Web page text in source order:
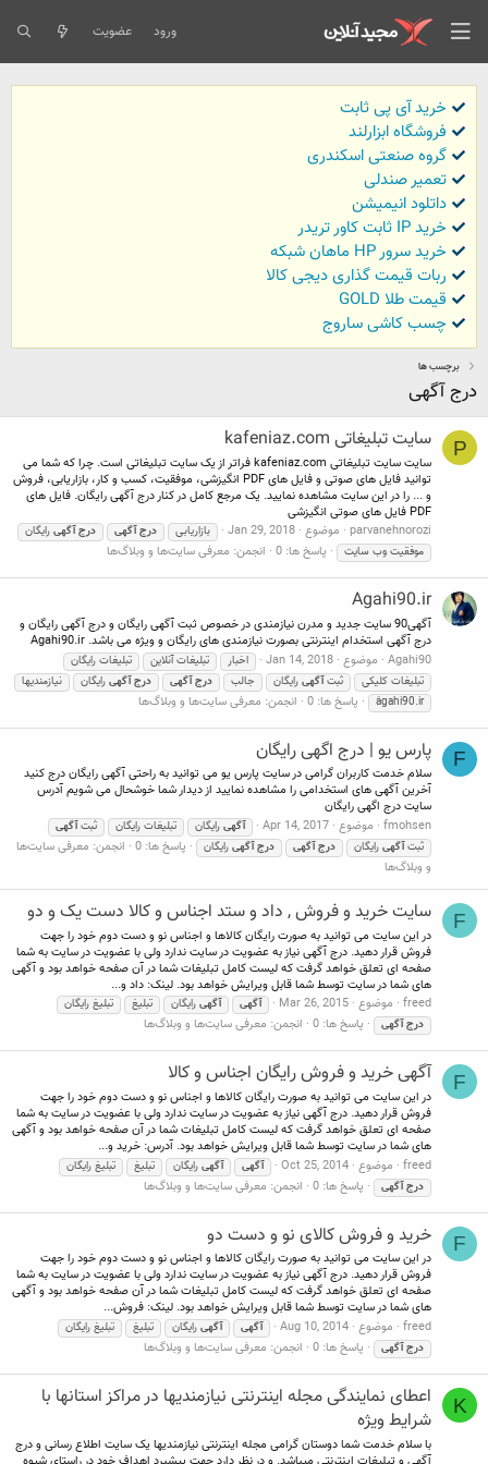
ورود عضویت
خرید آی پی ثابت
فروشگاه ابزارلند
گروه صنعتی اسکندری
تعمیر صندلی
داتلود انیمیشن
خرید IP ثابت کاور تریدر
خرید سرور HP ماهان شبکه
ربات قیمت گذاری دیجی کالا
قیمت طلا GOLD
چسب کاشی ساروج
برچسب ها
درج آگهی
P سایت تبلیغاتی kafeniaz.com
سایت سایت تبلیغاتی kafeniaz.com فراتر از یک سایت تبلیغاتی است. چرا که شما می
توانید فایل های صوتی و فایل های PDF انگیزشی، موفقیت، کسب و کار، بازاریابی، فروش
و ... را در این سایت مشاهده نمایید. یک مرجع کامل در کنار درج آگهی رایگان. فایل های
PDF فایل های صوتی انگیزشی
parvanehnorozi موضوع Jan 29, 2018 بازاریابی درج آگهی درج آگهی رایگان
موفقیت وب سایت
پاسخ ها: 0 انجمن: معرفی سایت‌ها و وبلاگ‌ها
Agahi90.ir
آگهی90 سایت جدید و مدرن نیازمندی در خصوص ثبت آگهی رایگان و درج آگهی رایگان و
درج آگهی استخدام اینترنتی بصورت نیازمندی های رایگان و ویژه می باشد. Agahi90.ir
Agahi90 موضوع Jan 14, 2018 اخبار تبلیغات آنلاین
تبلیغات رایگان
تبلیغات کلیکی
ثبتآگهی رایگان جالب درج آگهی درج آگهی رایگان
نیازمندیها
َagahi90.ir
پاسخ ها: 0 انجمن: معرفی سایت‌ها و وبلاگ‌ها
F پارس یو | درج اگهی رایگان
سلام خدمت کاربران گرامی در سایت پارس یو می توانید به راحتی آگهی رایگان درج کنید
آخرین آگهی های استخدامی را مشاهده نمایید از دیدار شما خوشحال می شویم آدرس
سایت درج اگهی رایگان
fmohsen موضوع Apr 14, 2017 آگهی رایگان تبلیغات رایگان ثبتآگهی
ثبتآگهی رایگان درج آگهی درج آگهی رایگان پاسخ ها: 0 انجمن: معرفی سایت‌ها
و وبلاگ‌ها
F سایت خرید و فروش , داد و ستد اجناس و کالا دست یک و دو
در این سایت می توانید به صورت رایگان کالاها و اجناس نو و دست دوم خود را جهت
فروش قرار دهید. درج آگهی نیاز به عضویت در سایت ندارد ولی با عضویت در سایت به شما
صفحه ای تعلق خواهد گرفت که لیست کامل تبلیغات شما در آن صفحه خواهد بود و آگهی
های شما در سایت توسط شما قابل ویرایش خواهد بود. لینک: داد و...
freed موضوع Mar 26, 2015 آگهی آگهی رایگان تبلیغ
تبلیغ رایگان
درج آگهی پاسخ ها: 0 انجمن: معرفی سایت‌ها و وبلاگ‌ها
F آگهی خرید و فروش رایگان اجناس و کالا
در این سایت می توانید به صورت رایگان کالاها و اجناس نو و دست دوم خود را جهت
فروش قرار دهید. درج آگهی نیاز به عضویت در سایت ندارد ولی با عضویت در سایت به شما
صفحه ای تعلق خواهد گرفت که لیست کامل تبلیغات شما در آن صفحه خواهد بود و آگهی
های شما در سایت توسط شما قابل ویرایش خواهد بود. آدرس: خرید و...
freed موضوع Oct 25, 2014 آگهی آگهی رایگان تبلیغ
تبلیغ رایگان
درج آگهی پاسخ ها: 0 انجمن: معرفی سایت‌ها و وبلاگ‌ها
F خرید و فروش کالای نو و دست دو
در این سایت می توانید به صورت رایگان کالاها و اجناس نو و دست دوم خود را جهت
فروش قرار دهید. درج آگهی نیاز به عضویت در سایت ندارد ولی با عضویت در سایت به شما
صفحه ای تعلق خواهد گرفت که لیست کامل تبلیغات شما در آن صفحه خواهد بود و آگهی
های شما در سایت توسط شما قابل ویرایش خواهد بود. لینک: فروش...
freed موضوع Aug 10, 2014 آگهی آگهی رایگان تبلیغ
تبلیغ رایگان
درج آگهی پاسخ ها: 0 انجمن: معرفی سایت‌ها و وبلاگ‌ها
K
اعطای نمایندگی مجله اینترنتی نیازمندیها در مراکز استانها با
شرایط ویژه
با سلام خدمت شما دوستان گرامی مجله اینترنتی نیازمندیها یک سایت اطلاع رسانی و درج